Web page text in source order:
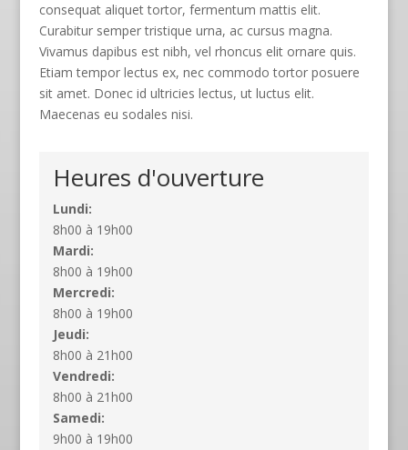
consequat aliquet tortor, fermentum mattis elit.
Curabitur semper tristique urna, ac cursus magna.
Vivamus dapibus est nibh, vel rhoncus elit ornare quis.
Etiam tempor lectus ex, nec commodo tortor posuere
sit amet. Donec id ultricies lectus, ut luctus elit.
Maecenas eu sodales nisi.
Heures d'ouverture
Lundi:
8h00 à 19h00
Mardi:
8h00 à 19h00
Mercredi:
8h00 à 19h00
Jeudi:
8h00 à 21h00
Vendredi:
8h00 à 21h00
Samedi:
9h00 à 19h00